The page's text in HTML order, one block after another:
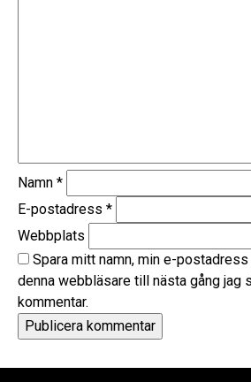
Namn *
E-postadress *
Webbplats
Spara mitt namn, min e-
denna webbläsare till nästa gång jag
kommentar.